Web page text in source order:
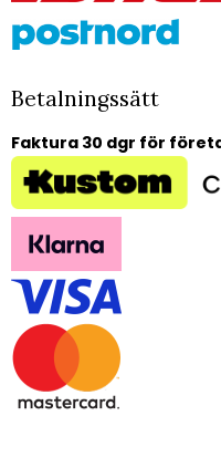
Betalningssätt
Faktura 30 dgr för